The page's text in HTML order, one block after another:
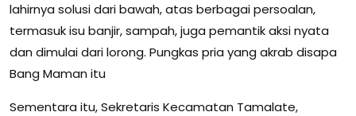
lahirnya solusi dari bawah, atas berbagai persoalan,
termasuk isu banjir, sampah, juga pemantik aksi nyata
dan dimulai dari lorong. Pungkas pria yang akrab disapa
Bang Maman itu
Sementara itu, Sekretaris Kecamatan Tamalate,